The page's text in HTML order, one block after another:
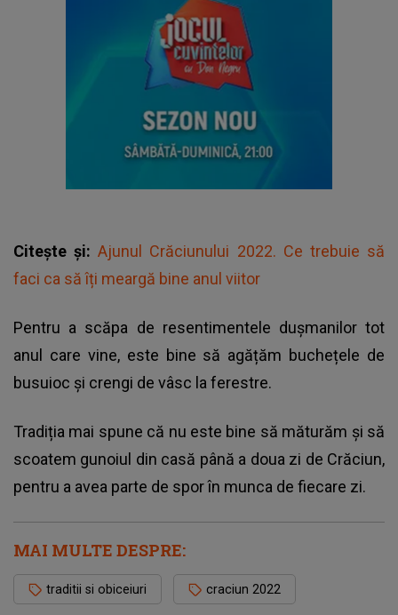
Citește și:Ajunul Crăciunului 2022. Ce trebuie să
faci ca să îți meargă bine anul viitor
Pentru a scăpa de resentimentele dușmanilor tot
anul care vine, este bine să agățăm buchețele de
busuioc și crengi de vâsc la ferestre.
Tradiția mai spune că nu este bine să măturăm și să
scoatem gunoiul din casă până a doua zi de Crăciun,
pentru a avea parte de spor în munca de fiecare zi.
MAI MULTE DESPRE:
traditii si obiceiuri craciun 2022